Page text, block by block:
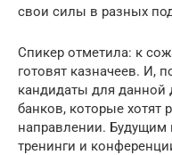
свои силы в разных
Спикер отметила: к
готовят казначеев. И,
кандидаты для данной
банков, которые хотят
направлении. Будущим
тренинги и